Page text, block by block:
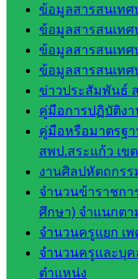
ข้อมูลสารสนเทศ
ข้อมูลสารสนเทศ
ข้อมูลสารสนเทศ
ข้อมูลสารสนเทศ
ข่าวประสัมพันธ์
คู่มือการปฏิบัติงา
คู่มือหรือมาตรฐ
สพป.สระแก้ว เข
งานศิลปหัตถกรร
จำนวนข้าราชก
ศึกษา) จำแนกตา
จำนวนครูแยก เ
จำนวนครูและบุค
ตำแหน่ง
บริหาร
งาน
บุคคล
กลุ่ม
พัฒนาครู
และบุ
คลากรฯ
กลุ่มนิ
เทศ
ติดตาม
และประ
เมินผลฯ
เว็บไซต์